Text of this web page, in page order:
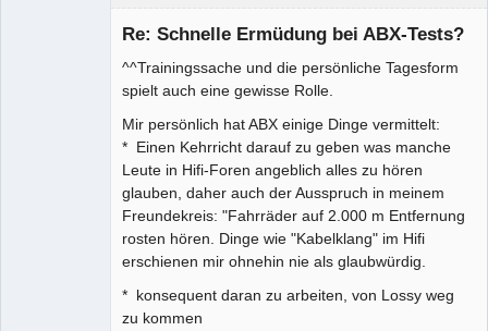
Re: Schnelle Ermüdung bei ABX-Tests?
^^Trainingssache und die persönliche Tagesform
spielt auch eine gewisse Rolle.
Mir persönlich hat ABX einige Dinge vermittelt:
* Einen Kehrricht darauf zu geben was manche
Leute in Hifi-Foren angeblich alles zu hören
glauben, daher auch der Ausspruch in meinem
Freundekreis: "Fahrräder auf 2.000 m Entfernung
rosten hören. Dinge wie "Kabelklang" im Hifi
erschienen mir ohnehin nie als glaubwürdig.
* konsequent daran zu arbeiten, von Lossy weg
zu kommen